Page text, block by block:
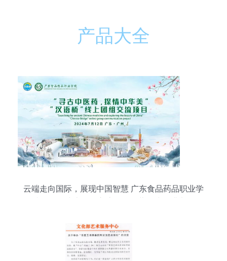
产品大全
云端走向国际，展现中国智慧 广东食品药品职业学